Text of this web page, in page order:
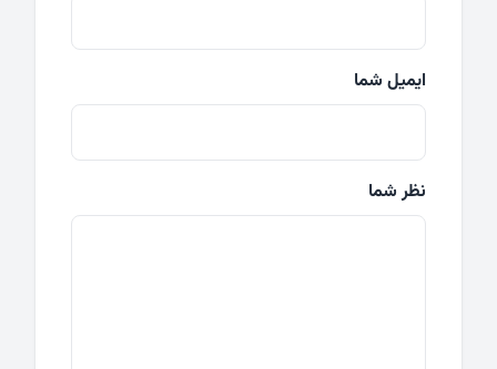
ایمیل شما
نظر شما